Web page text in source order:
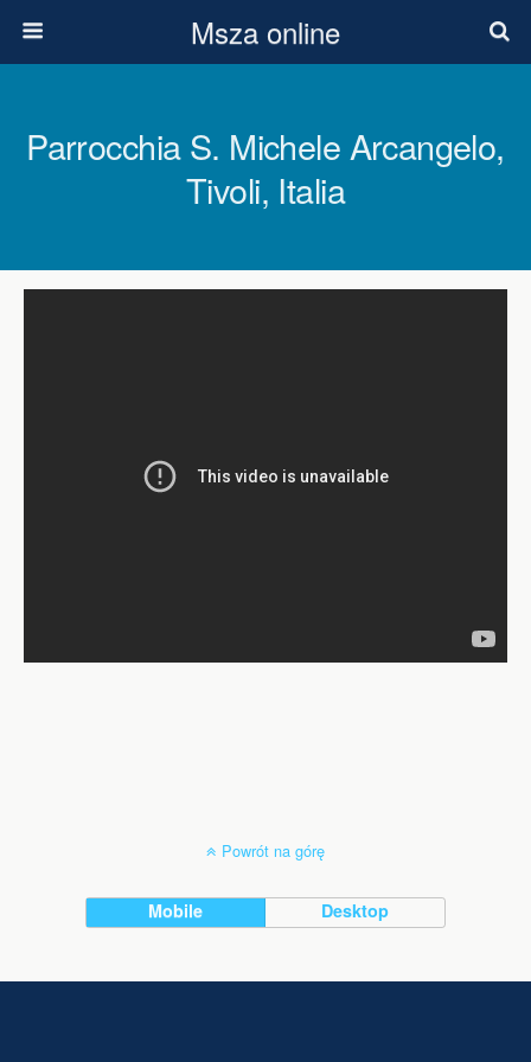
Msza online
Parrocchia S. Michele Arcangelo,
Tivoli, Italia
Powrót na górę
Mobile Desktop